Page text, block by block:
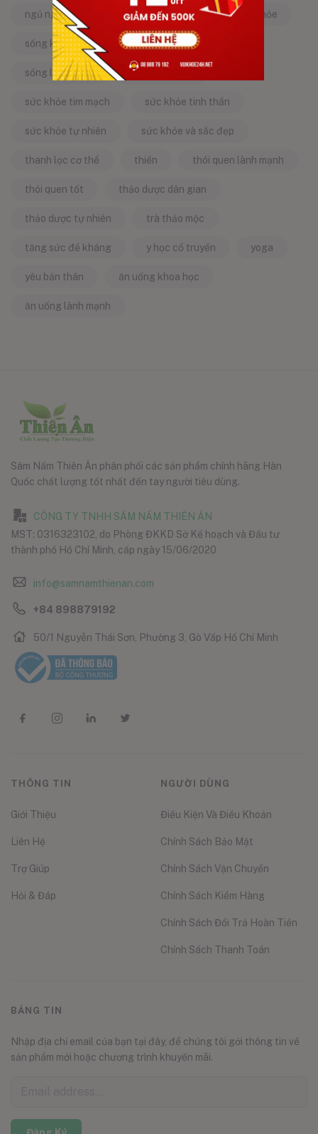
ngủ ngon năng lượng tích cực sống khỏe
sống khỏe mỗi ngày sống khỏe đẹp
sống lành mạnh sống tích cực
sức khỏe tim mạch sức khỏe tinh thần
sức khỏe tự nhiên sức khỏe và sắc đẹp
thanh lọc cơ thể thiền thói quen lành mạnh
thói quen tốt thảo dược dân gian
thảo dược tự nhiên trà thảo mộc
tăng sức đề kháng y học cổ truyền yoga
yêu bản thân ăn uống khoa học
ăn uống lành mạnh
Sâm Nấm Thiên Ân phân phối các sản phẩm chính hãng Hàn
Quốc chất lượng tốt nhất đến tay người tiêu dùng.
CÔNG TY TNHH SÂM NẤM THIÊN ÂN
MST: 0316323102, do Phòng ĐKKD Sở Kế hoạch và Đầu tư
thành phố Hồ Chí Minh, cấp ngày 15/06/2020
info@samnamthienan.com
+84 898879192
50/1 Nguyễn Thái Sơn, Phường 3, Gò Vấp Hồ Chí Minh
THÔNG TIN
Giới Thiệu
Liên Hệ
Trợ Giúp
Hỏi & Đáp
NGƯỜI DÙNG
Điều Kiện Và Điều Khoản
Chính Sách Bảo Mật
Chính Sách Vận Chuyển
Chính Sách Kiểm Hàng
Chính Sách Đổi Trả Hoàn Tiền
Chính Sách Thanh Toán
BẢNG TIN
Nhập địa chỉ email của bạn tại đây, để chúng tôi gởi thông tin về
sản phẩm mới hoặc chương trình khuyến mãi.